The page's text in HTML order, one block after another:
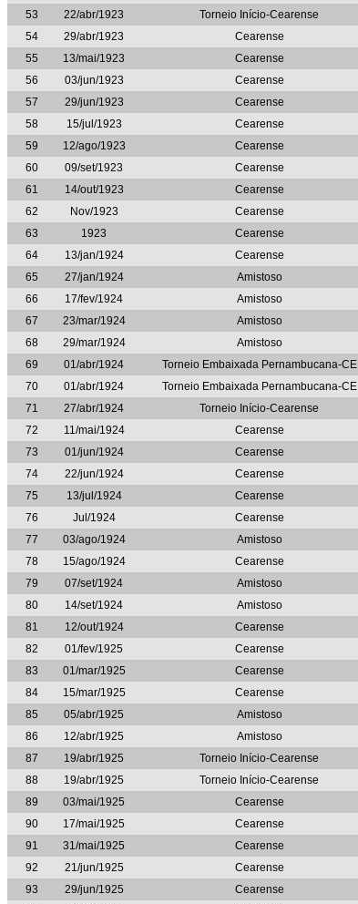
53
22/abr/1923 Torneio Início-Cearense
54
29/abr/1923 Cearense
55 13/mai/1923 Cearense
56
03/jun/1923 Cearense
57
29/jun/1923 Cearense
58
15/jul/1923 Cearense
59
12/ago/1923 Cearense
60
09/set/1923 Cearense
61 14/out/1923 Cearense
62 Nov/1923 Cearense
63
1923 Cearense
64 13/jan/1924 Cearense
65
27/jan/1924 Amistoso
66 17/fev/1924 Amistoso
67
23/mar/1924 Amistoso
68
29/mar/1924 Amistoso
69 01/abr/1924 Torneio Embaixada Pernambucana-CE
70 01/abr/1924 Torneio Embaixada Pernambucana-CE
71
27/abr/1924 Torneio Início-Cearense
72
11/mai/1924 Cearense
73
01/jun/1924 Cearense
74
22/jun/1924 Cearense
75
13/jul/1924 Cearense
76
Jul/1924 Cearense
77 03/ago/1924 Amistoso
78
15/ago/1924 Cearense
79
07/set/1924 Amistoso
80 14/set/1924 Amistoso
81
12/out/1924 Cearense
82 01/fev/1925 Cearense
83
01/mar/1925 Cearense
84
15/mar/1925 Cearense
85 05/abr/1925 Amistoso
86
12/abr/1925 Amistoso
87 19/abr/1925 Torneio Início-Cearense
88
19/abr/1925 Torneio Início-Cearense
89
03/mai/1925 Cearense
90
17/mai/1925 Cearense
91
31/mai/1925 Cearense
92
21/jun/1925 Cearense
93 29/jun/1925 Cearense